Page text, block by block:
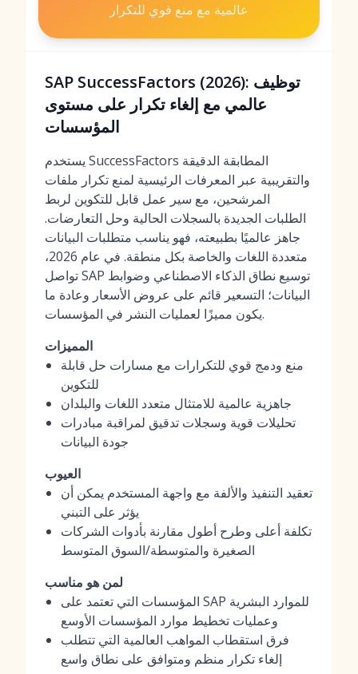
عالمية مع منع قوي للتكرار
SAP SuccessFactors (2026): توظيف
عالمي مع إلغاء تكرار على مستوى
المؤسسات
يستخدم SuccessFactors المطابقة الدقيقة
والتقريبية عبر المعرفات الرئيسية لمنع تكرار ملفات
المرشحين، مع سير عمل قابل للتكوين لربط
الطلبات الجديدة بالسجلات الحالية وحل التعارضات.
جاهز عالميًا بطبيعته، فهو يناسب متطلبات البيانات
متعددة اللغات والخاصة بكل منطقة. في عام 2026،
تواصل SAP توسيع نطاق الذكاء الاصطناعي وضوابط
البيانات؛ التسعير قائم على عروض الأسعار وعادة ما
يكون مميزًا لعمليات النشر في المؤسسات.
المميزات
منع ودمج قوي للتكرارات مع مسارات حل قابلة
للتكوين
جاهزية عالمية للامتثال متعدد اللغات والبلدان
تحليلات قوية وسجلات تدقيق لمراقبة مبادرات
جودة البيانات
العيوب
تعقيد التنفيذ والألفة مع واجهة المستخدم يمكن أن
يؤثر على التبني
تكلفة أعلى وطرح أطول مقارنة بأدوات الشركات
الصغيرة والمتوسطة/السوق المتوسط
لمن هو مناسب
المؤسسات التي تعتمد على SAP للموارد البشرية
وعمليات تخطيط موارد المؤسسات الأوسع
فرق استقطاب المواهب العالمية التي تتطلب
إلغاء تكرار منظم ومتوافق على نطاق واسع